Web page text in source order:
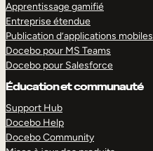
Apprentissage gamifié
Entreprise étendue
Publication d’applications mobiles
Docebo pour MS Teams
Docebo pour Salesforce
Éducation et communauté
Support Hub
Docebo Help
Docebo Community